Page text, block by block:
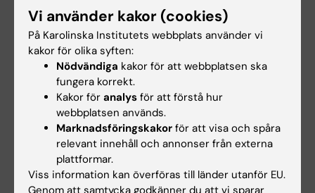
granska och praktiskt tillämpa vetenskapliga
arbetsmetoder och vetenskapsteoretiska
överväganden. Etik introduceras på
programmets första kurs och fördjupas
genom att relevanta etiska perspektiv och
överväganden tas upp under respektive kurs.
För respektive fördjupningsinriktnings
ämnesområde behandlas aktuella
forskningsfrågor genomgående under metod-
Vi använder kakor (cookies)
På Karolinska Institutets webbplats använder vi
kakor för olika syften:
Nödvändiga kakor för att webbplatsen ska
fungera korrekt.
Kakor för analys för att förstå hur
webbplatsen används.
Marknadsföringskakor för att visa och spåra
relevant innehåll och annonser från externa
plattformar.
Viss information kan överföras till länder utanför EU.
Genom att samtycka godkänner du att vi sparar